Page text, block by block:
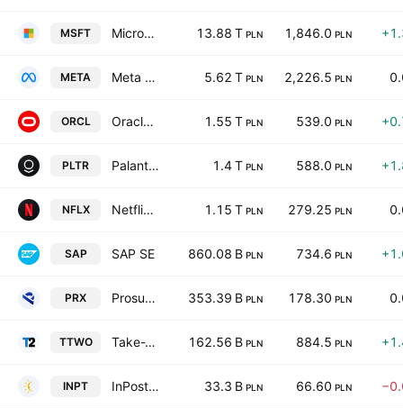
MSFT Microsoft Corporation 13.88 T PLN 1,846.0 PLN
META Meta Platforms Inc Class A 5.62 T PLN 2,226.5 PLN
ORCL Oracle Corporation 1.55 T PLN 539.0 PLN
PLTR Palantir Technologies Inc. Class A 1.4 T PLN 588.0 PLN
NFLX Netflix, Inc. 1.15 T PLN 279.25 PLN
SAP SAP SE 860.08 B PLN 734.6 PLN
PRX Prosus N.V. Class N 353.39 B PLN 178.30 PLN
TTWO Take-Two Interactive Software, Inc. 162.56 B PLN 884.5 PLN
INPT InPost S.A. 33.3 B PLN 66.60 PLN